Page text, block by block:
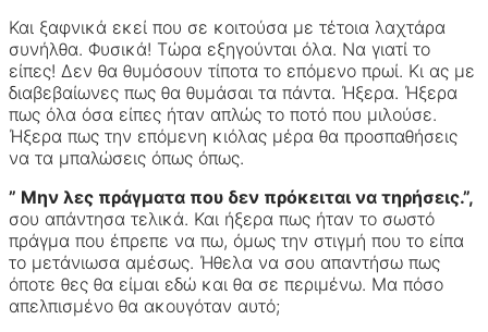
Και ξαφνικά εκεί που σε κοιτούσα με τέτοια λαχτάρα
συνήλθα. Φυσικά! Τώρα εξηγούνται όλα. Να γιατί το
είπες! Δεν θα θυμόσουν τίποτα το επόμενο πρωί. Κι ας με
διαβεβαίωνες πως θα θυμάσαι τα πάντα. Ήξερα. Ήξερα
πως όλα όσα είπες ήταν απλώς το ποτό που μιλούσε.
Ήξερα πως την επόμενη κιόλας μέρα θα προσπαθήσεις
να τα μπαλώσεις όπως όπως.
” Μην λες πράγματα που δεν πρόκειται να τηρήσεις.”,
σου απάντησα τελικά. Και ήξερα πως ήταν το σωστό
πράγμα που έπρεπε να πω, όμως την στιγμή που το είπα
το μετάνιωσα αμέσως. Ήθελα να σου απαντήσω πως
όποτε θες θα είμαι εδώ και θα σε περιμένω. Μα πόσο
απελπισμένο θα ακουγόταν αυτό;